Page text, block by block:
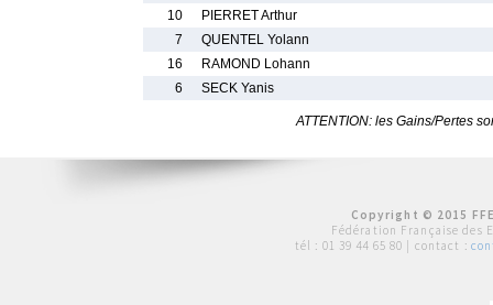
10
PIERRET Arthur
7
QUENTEL Yolann
16
RAMOND Lohann
6
SECK Yanis
ATTENTION: les Gains/Pertes
Copyright © 2015
Fédération Française des
tél : 01 39 44 65 80 | contact :